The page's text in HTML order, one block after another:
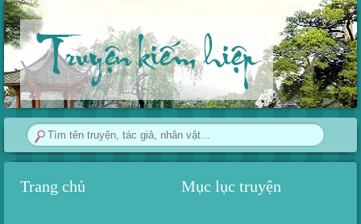
Truyện kiếm hiệp
Trang chủ Mục lục truyện